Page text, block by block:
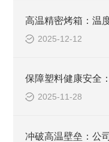
2025-12-12
2025-11-28